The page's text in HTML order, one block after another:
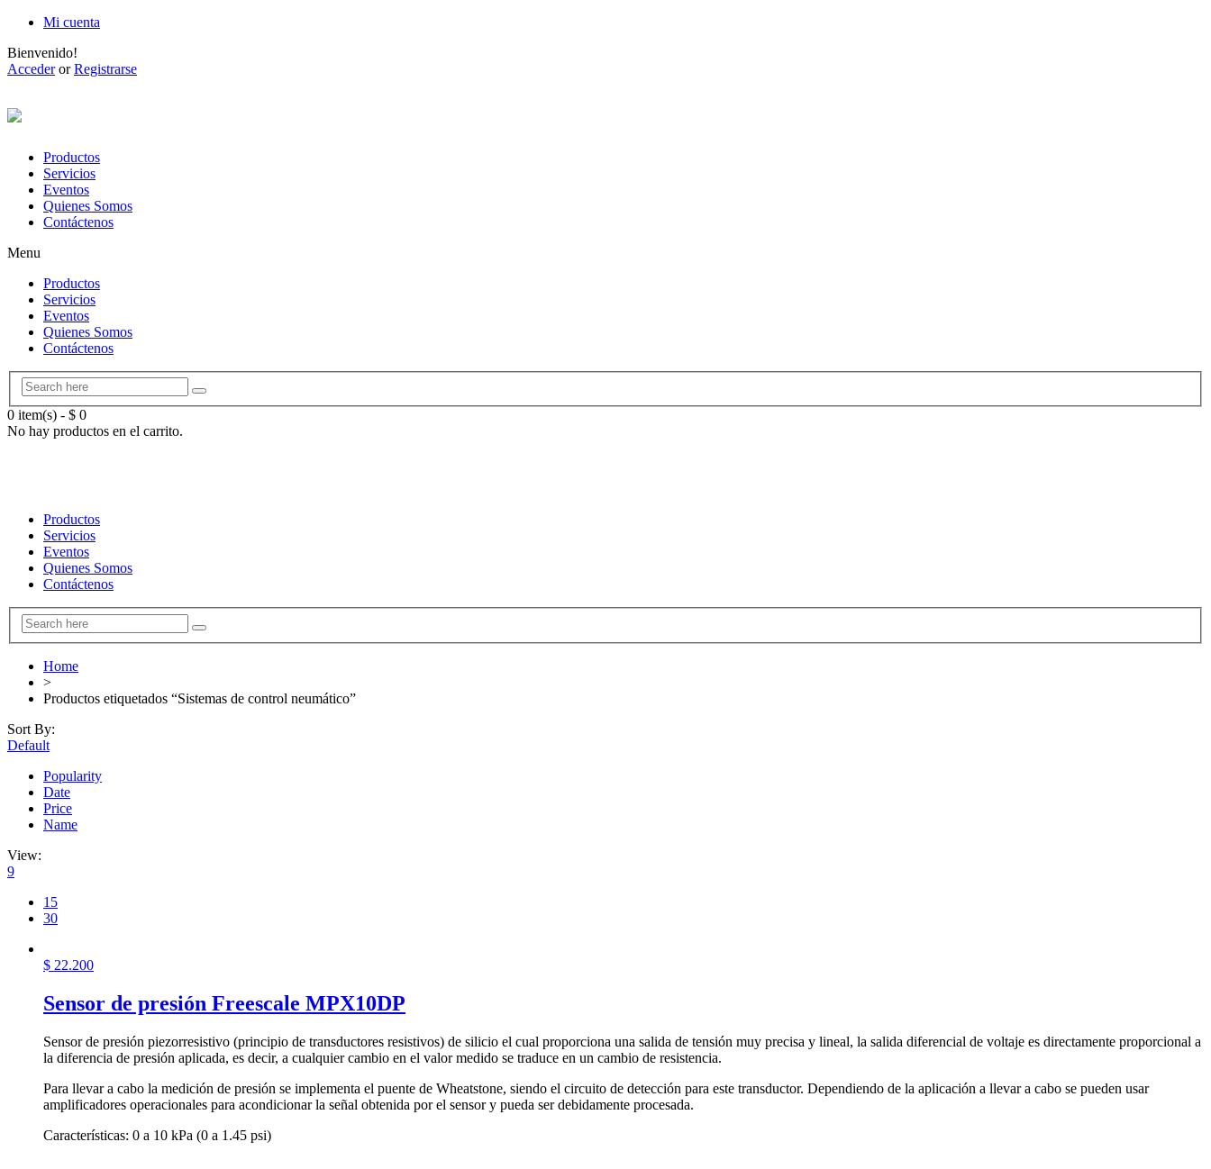
Mi cuenta
Bienvenido!
AccederorRegistrarse
Productos
Servicios
Eventos
Quienes Somos
Contáctenos
Menu
Productos
Servicios
Eventos
Quienes Somos
Contáctenos
0 item(s) - $ 0
No hay productos en el carrito.
Productos
Servicios
Eventos
Quienes Somos
Contáctenos
Home
>
Productos etiquetados “Sistemas de control neumático”
Sort By:
Default
Popularity
Date
Price
Name
View:
9
15
30
$ 22.200
Sensor de presión Freescale MPX10DP
Sensor de presión piezorresistivo (principio de transductores resistivos) de silicio el cual proporciona una salida de tensión muy precisa y lineal, la salida diferencial de voltaje es directamente proporcional a
la diferencia de presión aplicada, es decir, a cualquier cambio en el valor medido se traduce en un cambio de resistencia.
Para llevar a cabo la medición de presión se implementa el puente de Wheatstone, siendo el circuito de detección para este transductor. Dependiendo de la aplicación a llevar a cabo se pueden usar
amplificadores operacionales para acondicionar la señal obtenida por el sensor y pueda ser debidamente procesada.
Características: 0 a 10 kPa (0 a 1.45 psi)